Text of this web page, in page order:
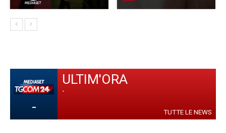
-
ULTIM'ORA
-
TUTTE LE NEWS